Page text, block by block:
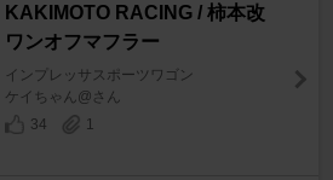
KAKIMOTO RACING / 柿本改
ワンオフマフラー
インプレッサスポーツワゴン
ケイちゃん@さん
34
1